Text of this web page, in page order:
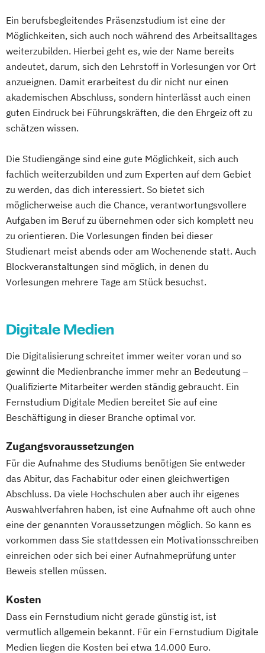
Mgmt. mit Schwerpunkt International
Management
Musikproduktion Outdoor Studies
Psychologie der Lebenswelten
Social Media Studies
Software Design & User Experience
Software Development
Sportjournalismus
Sportmanagement - eSports Management
Sportmanangement - Fußballmanagement
Wirtschaftsinformatik
Wirtschaftsinformatik - Cyber Security
Wirtschaftsingenieurwesen
Wirtschaftsingenieurwesen
Baumanagement für Bauingenieure
Transformation Management
Leistungspsychologie
Wirtschafts­ingenieurwesen
Diploma Mediendesigner*in
Diploma Medienmanager*in
Diploma Modedesigner*in
Diploma Modemanager*in
Diploma Moderator*in
Diploma Moderator*in & Redakteur*in
Diploma Musicdesigner
Diploma Musikproduzent*in
Diploma Online Redakteur*in
Diploma Online-Marketing-Manager*in
Diploma Songwriter
Diploma Sport Manager*in
Diploma Synchronsprecher*in
Diploma Tonmeister*in
Diploma Videoproduzent*in
Electronic Music Production
Design & Animation
Media Reporter Music Management
Music and Audio Production Photography
Ein berufsbegleitendes Präsenzstudium ist eine der
Möglichkeiten, sich auch noch während des Arbeitsalltages
weiterzubilden. Hierbei geht es, wie der Name bereits
andeutet, darum, sich den Lehrstoff in Vorlesungen vor Ort
anzueignen. Damit erarbeitest du dir nicht nur einen
akademischen Abschluss, sondern hinterlässt auch einen
guten Eindruck bei Führungskräften, die den Ehrgeiz oft zu
schätzen wissen.
Die Studiengänge sind eine gute Möglichkeit, sich auch
fachlich weiterzubilden und zum Experten auf dem Gebiet
zu werden, das dich interessiert. So bietet sich
möglicherweise auch die Chance, verantwortungsvollere
Aufgaben im Beruf zu übernehmen oder sich komplett neu
zu orientieren. Die Vorlesungen finden bei dieser
Studienart meist abends oder am Wochenende statt. Auch
Blockveranstaltungen sind möglich, in denen du
Vorlesungen mehrere Tage am Stück besuchst.
Digitale Medien
Die Digitalisierung schreitet immer weiter voran und so
gewinnt die Medienbranche immer mehr an Bedeutung –
Qualifizierte Mitarbeiter werden ständig gebraucht. Ein
Fernstudium Digitale Medien bereitet Sie auf eine
Beschäftigung in dieser Branche optimal vor.
Zugangsvoraussetzungen
Für die Aufnahme des Studiums benötigen Sie entweder
das Abitur, das Fachabitur oder einen gleichwertigen
Abschluss. Da viele Hochschulen aber auch ihr eigenes
Auswahlverfahren haben, ist eine Aufnahme oft auch ohne
eine der genannten Voraussetzungen möglich. So kann es
vorkommen dass Sie stattdessen ein Motivationsschreiben
einreichen oder sich bei einer Aufnahmeprüfung unter
Beweis stellen müssen.
Kosten
Dass ein Fernstudium nicht gerade günstig ist, ist
vermutlich allgemein bekannt. Für ein Fernstudium Digitale
Medien liegen die Kosten bei etwa 14.000 Euro.